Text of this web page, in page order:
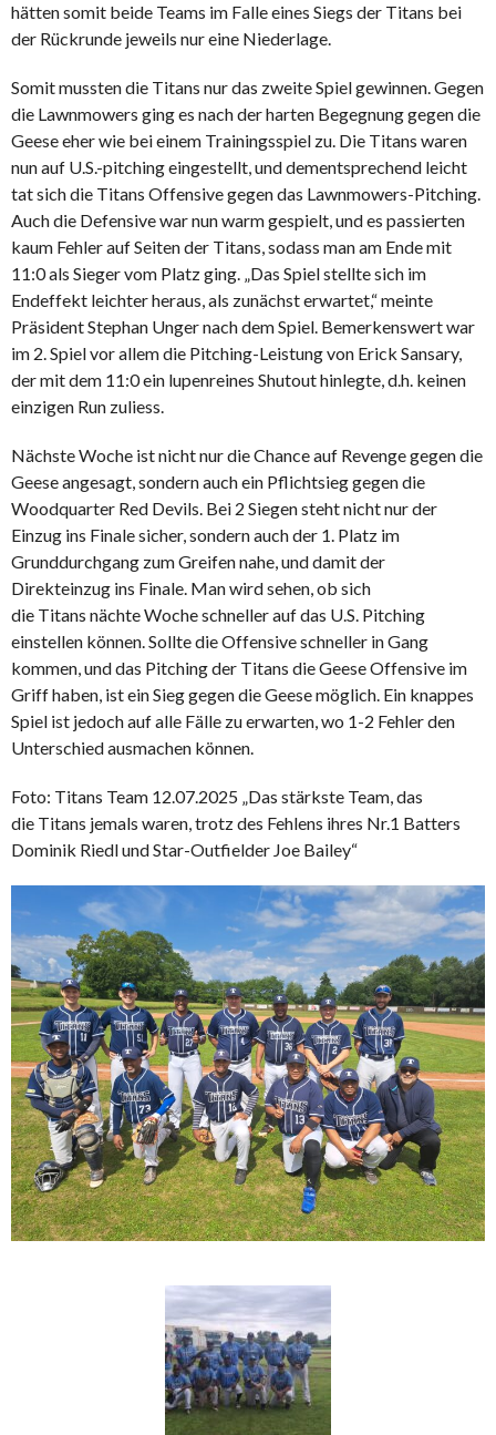
hätten somit beide Teams im Falle eines Siegs der Titans bei
der Rückrunde jeweils nur eine Niederlage.
Somit mussten die Titans nur das zweite Spiel gewinnen. Gegen
die Lawnmowers ging es nach der harten Begegnung gegen die
Geese eher wie bei einem Trainingsspiel zu. Die Titans waren
nun auf U.S.-pitching eingestellt, und dementsprechend leicht
tat sich die Titans Offensive gegen das Lawnmowers-Pitching.
Auch die Defensive war nun warm gespielt, und es passierten
kaum Fehler auf Seiten der Titans, sodass man am Ende mit
11:0 als Sieger vom Platz ging. „Das Spiel stellte sich im
Endeffekt leichter heraus, als zunächst erwartet,“ meinte
Präsident Stephan Unger nach dem Spiel. Bemerkenswert war
im 2. Spiel vor allem die Pitching-Leistung von Erick Sansary,
der mit dem 11:0 ein lupenreines Shutout hinlegte, d.h. keinen
einzigen Run zuliess.
Nächste Woche ist nicht nur die Chance auf Revenge gegen die
Geese angesagt, sondern auch ein Pflichtsieg gegen die
Woodquarter Red Devils. Bei 2 Siegen steht nicht nur der
Einzug ins Finale sicher, sondern auch der 1. Platz im
Grunddurchgang zum Greifen nahe, und damit der
Direkteinzug ins Finale. Man wird sehen, ob sich
die Titans nächte Woche schneller auf das U.S. Pitching
einstellen können. Sollte die Offensive schneller in Gang
kommen, und das Pitching der Titans die Geese Offensive im
Griff haben, ist ein Sieg gegen die Geese möglich. Ein knappes
Spiel ist jedoch auf alle Fälle zu erwarten, wo 1-2 Fehler den
Unterschied ausmachen können.
Foto: Titans Team 12.07.2025 „Das stärkste Team, das
die Titans jemals waren, trotz des Fehlens ihres Nr.1 Batters
Dominik Riedl und Star-Outfielder Joe Bailey“